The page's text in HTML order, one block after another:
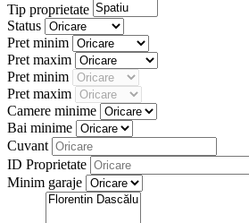
Tip proprietate
Status
Pret minim
Pret maxim
Pret minim
Pret maxim
Camere minime
Bai minime
Cuvant
ID Proprietate
Minim garaje